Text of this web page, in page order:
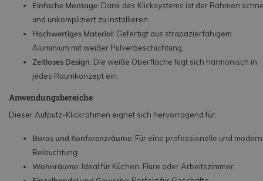
Einfache Montage: Dank des Klicksystems ist der Rahmen
und unkompliziert zu installieren.
Hochwertiges Material: Gefertigt aus strapazierfähigem
Aluminium mit weißer Pulverbeschichtung.
Zeitloses Design: Die weiße Oberfläche fügt sich harmonisch in
jedes Raumkonzept ein.
Anwendungsbereiche
Dieser Aufputz-Klickrahmen eignet sich hervorragend für:
Büros und Konferenzräume: Für eine professionelle und
Beleuchtung.
Wohnräume: Ideal für Küchen, Flure oder Arbeitszimmer.